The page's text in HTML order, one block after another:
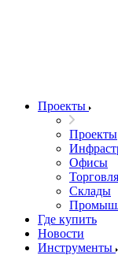
Проекты
Проекты
Офисы
Торговля
Склады
Где купить
Новости
Инструменты